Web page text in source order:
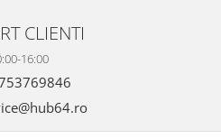
CLIENTI
16:00